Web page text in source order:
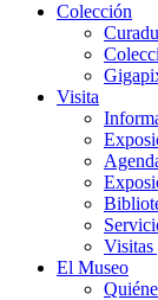
Colección
Visita
Visitas
El Museo